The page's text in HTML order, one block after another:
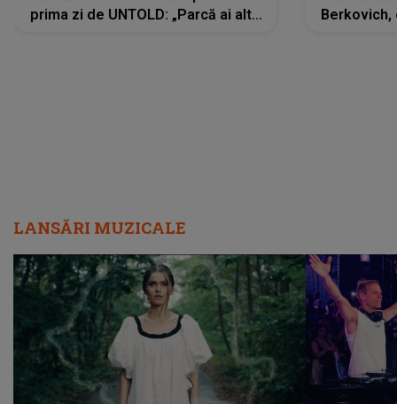
prima zi de UNTOLD: „Parcă ai altă
Berkovich,
LANSĂRI MUZICALE